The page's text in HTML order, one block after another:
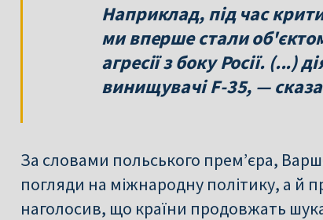
Наприклад, під час
ми вперше стали об'єктом
агресії з боку Росії. (...)
винищувачі F-35, —
За словами польського прем’єра,
погляди на міжнародну політику, а й
наголосив, що країни продовжать